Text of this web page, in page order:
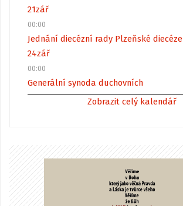
21zář
00:00
Jednání diecézní rady Plzeňské diecéze
24zář
00:00
Generální synoda duchovních
Zobrazit celý kalendář